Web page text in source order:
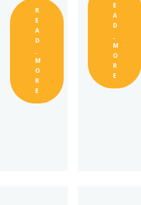
R
E
A
D
M
O
R
E
E
A
D
M
O
R
E